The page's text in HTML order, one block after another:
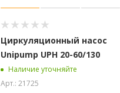
Циркуляционный насос
Unipump UPН 20-60/130
Наличие уточняйте
Арт.: 21725